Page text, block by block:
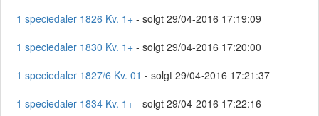
1 speciedaler 1826 Kv. 1+ - solgt 29/04-2016 17:19:09
1 speciedaler 1830 Kv. 1+ - solgt 29/04-2016 17:20:00
1 speciedaler 1827/6 Kv. 01 - solgt 29/04-2016 17:21:37
1 speciedaler 1834 Kv. 1+ - solgt 29/04-2016 17:22:16